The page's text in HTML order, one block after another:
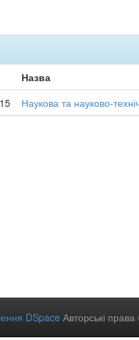
Назва
Наукова та науково-
DSpace Авторські